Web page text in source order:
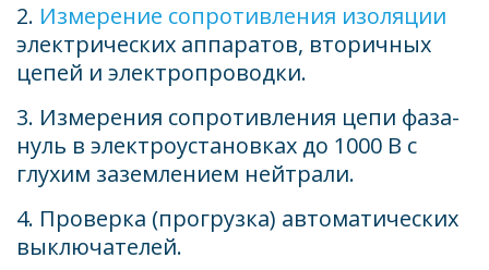
2. Измерение сопротивления изоляции
электрических аппаратов, вторичных
цепей и электропроводки.
3. Измерения сопротивления цепи фаза-
нуль в электроустановках до 1000 В с
глухим заземлением нейтрали.
4. Проверка (прогрузка) автоматических
выключателей.